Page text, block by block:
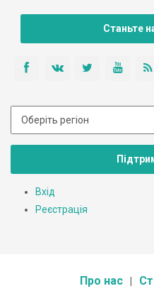
Станьте
Вхід
Реєстрація
Про нас